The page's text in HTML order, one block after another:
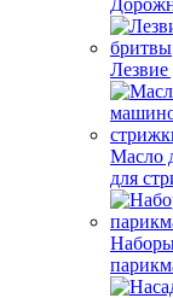
Масло
для